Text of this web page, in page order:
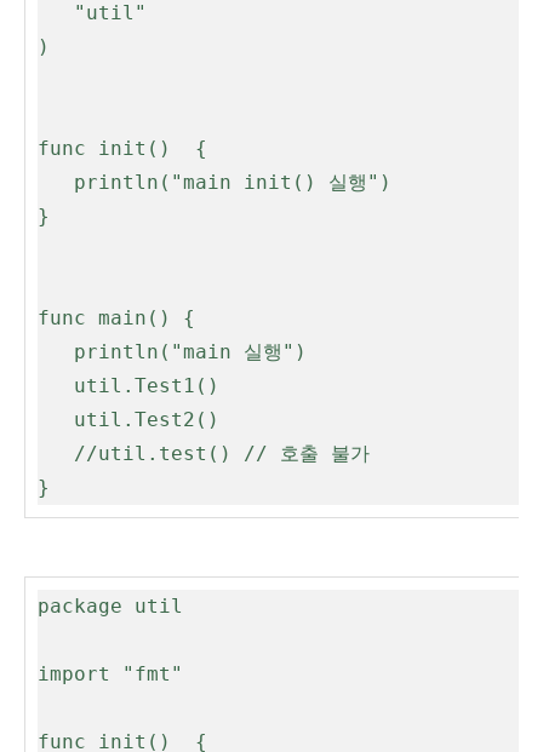
)
func init()  {
}
func main() {
}
package util
import "fmt"
func init()  {